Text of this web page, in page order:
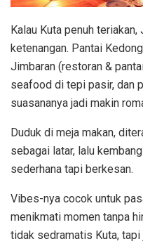
Kalau Kuta penuh
ketenangan. Pantai
Jimbaran (restoran &
seafood di tepi pasir, dan
suasananya jadi makin
Duduk di meja makan,
sebagai latar, lalu
sederhana tapi berkesan.
Vibes-nya cocok untuk
menikmati momen tanpa
tidak sedramatis Kuta,